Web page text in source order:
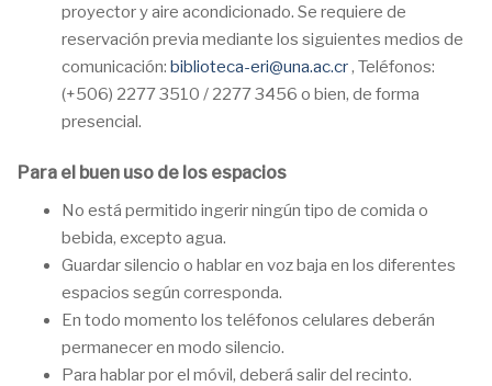
proyector y aire acondicionado. Se requiere de
reservación previa mediante los siguientes medios de
comunicación: biblioteca-eri@una.ac.cr, Teléfonos:
(+506) 2277 3510 / 2277 3456 o bien, de forma
presencial.
Para el buen uso de los espacios
No está permitido ingerir ningún tipo de comida o
bebida, excepto agua.
Guardar silencio o hablar en voz baja en los diferentes
espacios según corresponda.
En todo momento los teléfonos celulares deberán
permanecer en modo silencio.
Para hablar por el móvil, deberá salir del recinto.